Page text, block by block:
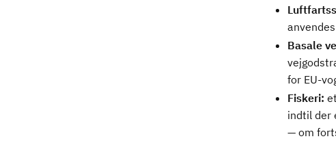
Basale
for EU-
Fiskeri:
indtil der
— om